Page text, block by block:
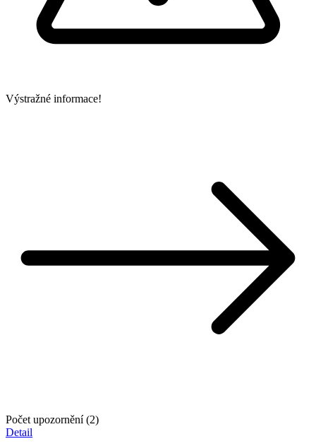
Výstražné informace!
Počet upozornění (2)
Detail